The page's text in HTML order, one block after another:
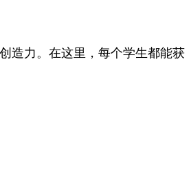
造力。在这里，每个学生都能获